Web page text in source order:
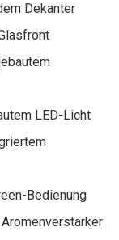
Dekanter
LED-Licht
Bedienung